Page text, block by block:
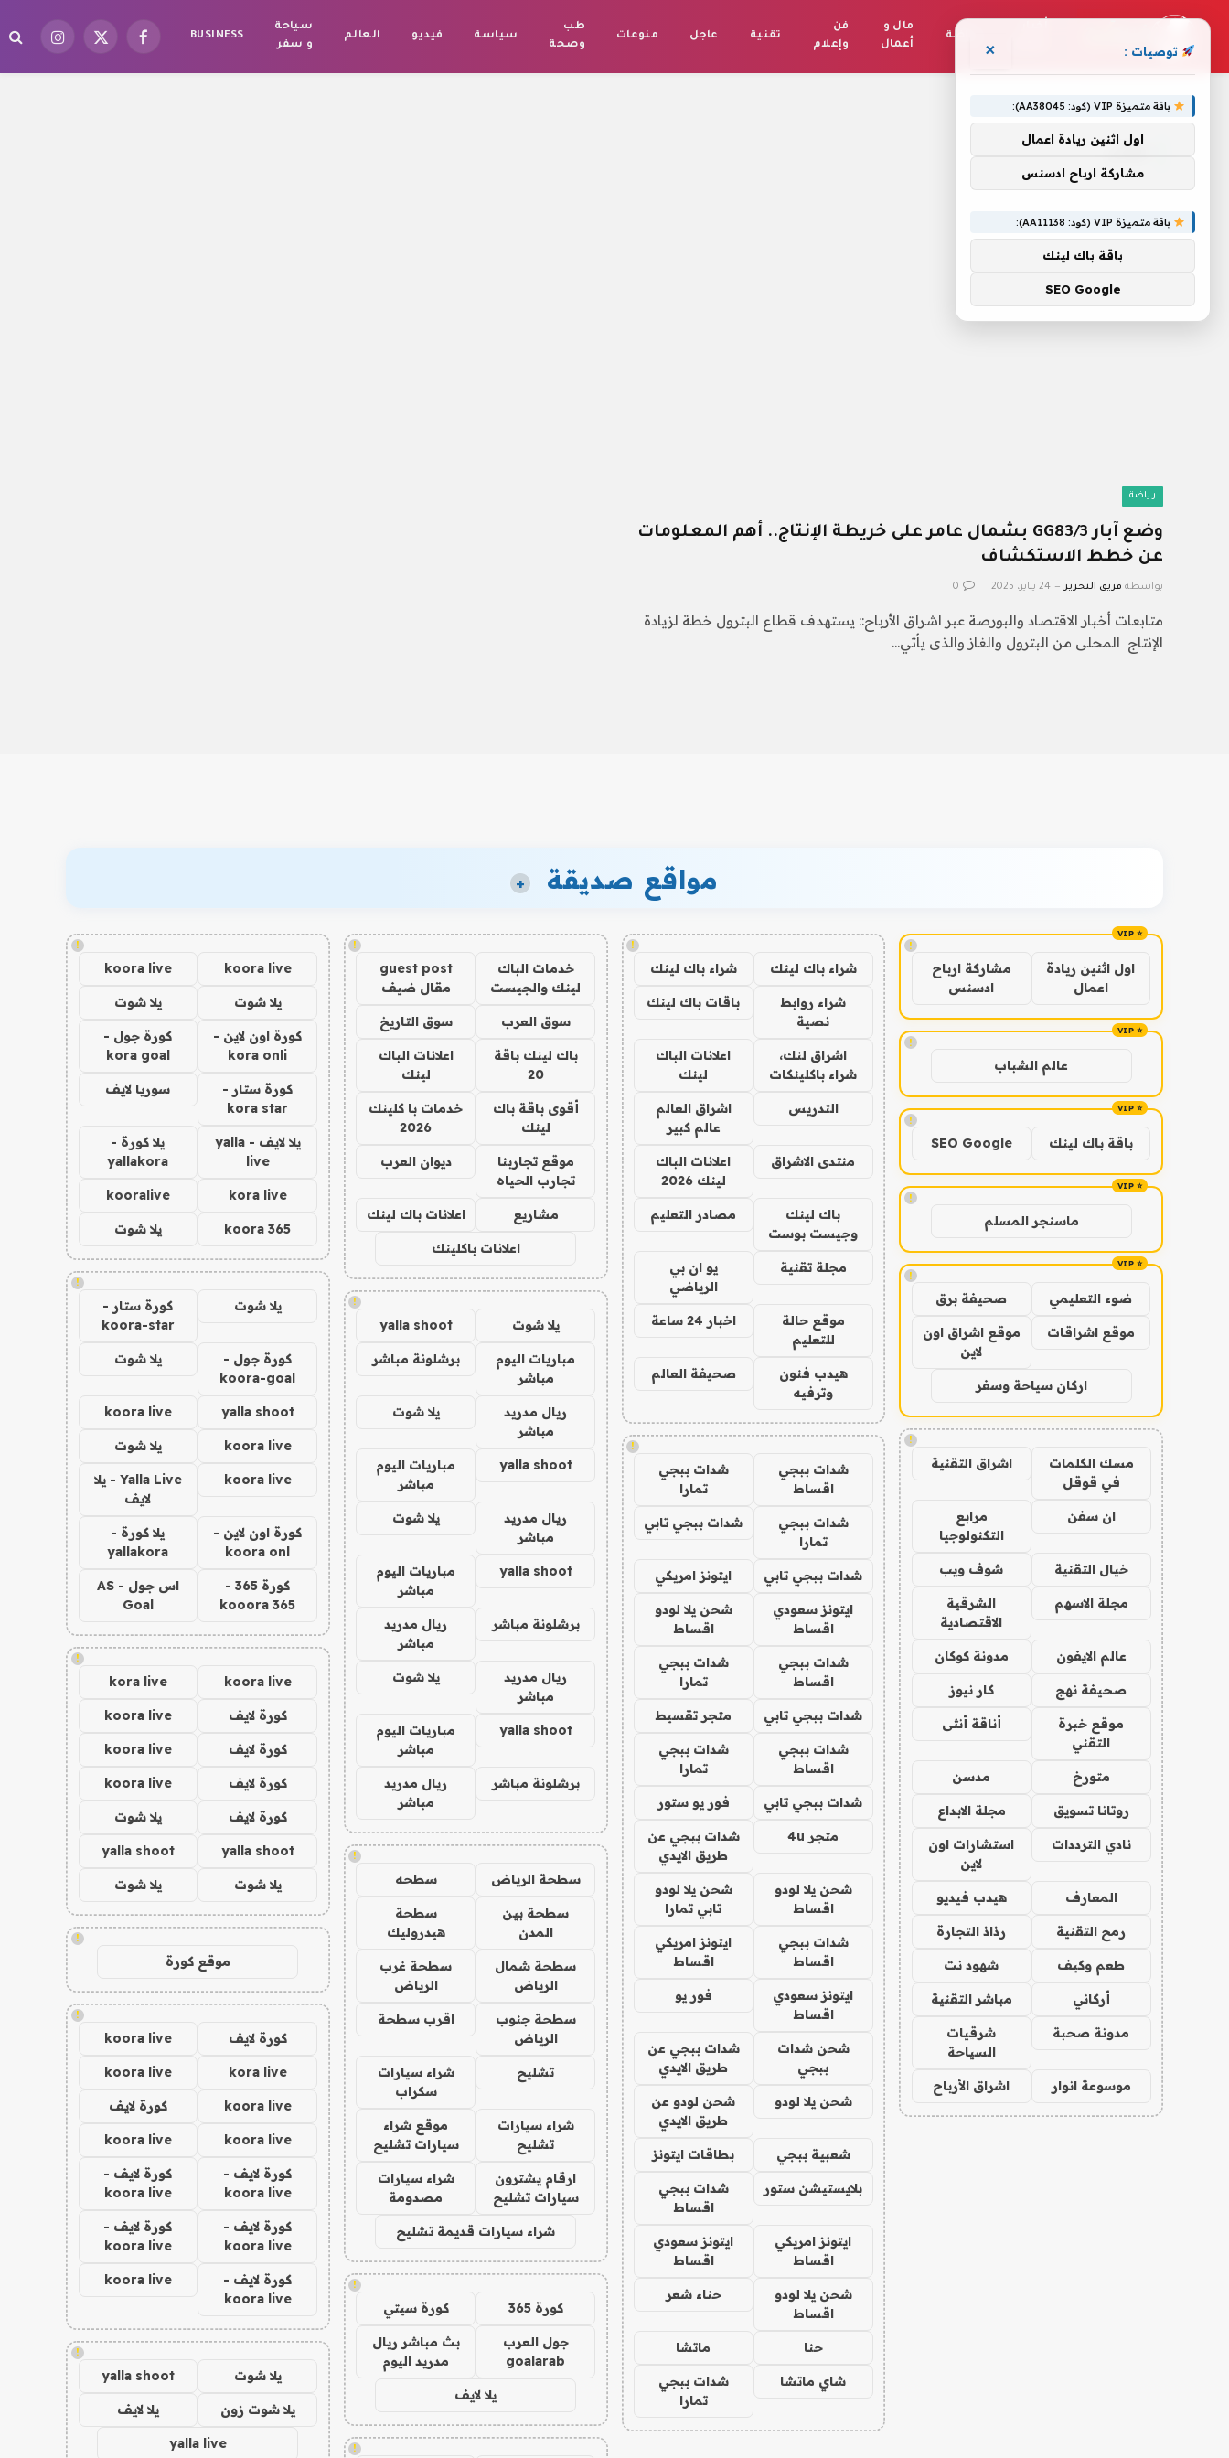
رياضة
مال و
أعمال
فن
وإعلام
تقنية عاجل منوعات
طب
وصحة
سياسة فيديو العالم
سياحة
و سفر
BUSINESS فيسبوكX
الانستغرام
رياضة
وضع آبار GG83/3 بشمال عامر على خريطة الإنتاج.. أهم المعلومات
عن خطط الاستكشاف
بواسطة فريق التحرير 24 يناير، 2025 0
متابعات أخبار الاقتصاد والبورصة عبر اشراق الأرباح:: يستهدف قطاع البترول خطة لزيادة
الإنتاج المحلى من البترول والغاز والذى يأتي…
مواقع صديقة +
!
اول اثنين ريادة
اعمال
مشاركة ارباح
ادسنس
!
عالم الشباب
!
باقة باك لينك SEO Google
!
ماسنجر المسلم
!
ضوء التعليمي صحيفة برق
موقع اشراقات
موقع اشراق اون
لاين
اركان سياحة وسفر
!
مسك الكلمات
في قوقل
اشراق التقنية
ان سفن
مرابع
التكنولوجيا
خيال التقنية شوف ويب
مجلة الاسهم
الشرقية
الاقتصادية
عالم الايفون مدونة كوكان
صحيفة نهج كار نيوز
موقع خبرة
التقني
أناقة أنثى
متورخ مدسن
روتانا تسويق مجلة الابداع
نادي الترددات
استشارات اون
لاين
المعارف هيدب فيديو
رمح التقنية رذاذ التجارة
طعم وكيف شهود نت
أركاني مباشر التقنية
مدونة صحبة
شرقيات
السياحة
موسوعة انوار اشراق الأرباح
!
شراء باك لينك شراء باك لينك
شراء روابط
نصية
باقات باك لينك
اشراق لنك،
شراء باكلينكات
اعلانات الباك
لينك
التدريس
اشراق العالم
عالم كبير
منتدى الاشراق
اعلانات الباك
لينك 2026
باك لينك
وجيست بوست
مصادر التعليم
مجلة تقنية
يو ان بي
الرياضي
موقع حالة
للتعليم
اخبار 24 ساعة
هيدب فنون
وترفيه
صحيفة العالم
!
شدات ببجي
اقساط
شدات ببجي
تمارا
شدات ببجي
تمارا
شدات ببجي تابي
شدات ببجي تابي ايتونز امريكي
ايتونز سعودي
اقساط
شحن يلا لودو
اقساط
شدات ببجي
اقساط
شدات ببجي
تمارا
شدات ببجي تابي متجر تقسيط
شدات ببجي
اقساط
شدات ببجي
تمارا
شدات ببجي تابي فور يو ستور
متجر 4u
شدات ببجي عن
طريق الايدي
شحن يلا لودو
اقساط
شحن يلا لودو
تابي تمارا
شدات ببجي
اقساط
ايتونز امريكي
اقساط
ايتونز سعودي
اقساط
فور يو
شحن شدات
ببجي
شدات ببجي عن
طريق الايدي
شحن يلا لودو
شحن لودو عن
طريق الايدي
شعبية ببجي بطاقات ايتونز
بلايستيشن ستور
شدات ببجي
اقساط
ايتونز امريكي
اقساط
ايتونز سعودي
اقساط
شحن يلا لودو
اقساط
حناء شعر
حنا ماتشا
شاي ماتشا
شدات ببجي
تمارا
!
خدمات الباك
لينك والجيست
guest post
مقال ضيف
سوق العرب سوق التاريخ
باك لينك باقة
20
اعلانات الباك
لينك
أقوى باقة باك
لينك
خدمات با كلينك
2026
موقع تجاربنا
تجارب الحياه
ديوان العرب
مشاريع اعلانات باك لينك
اعلانات باكلينك
!
يلا شوت yalla shoot
مباريات اليوم
مباشر
برشلونة مباشر
ريال مدريد
مباشر
يلا شوت
yalla shoot
مباريات اليوم
مباشر
ريال مدريد
مباشر
يلا شوت
yalla shoot
مباريات اليوم
مباشر
برشلونة مباشر
ريال مدريد
مباشر
ريال مدريد
مباشر
يلا شوت
yalla shoot
مباريات اليوم
مباشر
برشلونة مباشر
ريال مدريد
مباشر
!
سطحة الرياض سطحه
سطحة بين
المدن
سطحة
هيدروليك
سطحة شمال
الرياض
سطحة غرب
الرياض
سطحة جنوب
الرياض
اقرب سطحة
تشليح
شراء سيارات
سكراب
شراء سيارات
تشليح
موقع شراء
سيارات تشليح
ارقام يشترون
سيارات تشليح
شراء سيارات
مصدومة
شراء سيارات قديمة تشليح
!
كورة 365 كورة سيتي
جول العرب
goalarab
بث مباشر ريال
مدريد اليوم
يلا لايف
!
!
koora live
koora live
يلا شوت يلا شوت
كورة اون لاين -
kora onli
كورة جول -
kora goal
كورة ستار -
kora star
سوريا لايف
يلا لايف - yalla
live
يلا كورة -
yallakora
kora live
kooralive
koora 365 يلا شوت
!
يلا شوت
كورة ستار -
koora-star
كورة جول -
koora-goal
يلا شوت
yalla shoot
koora live
koora live يلا شوت
koora live
Yalla Live - يلا
لايف
كورة اون لاين -
koora onl
يلا كورة -
yallakora
كورة 365 -
kooora 365
اس جول - AS
Goal
!
koora live
kora live
كورة لايف koora live
كورة لايف koora live
كورة لايف koora live
كورة لايف يلا شوت
yalla shoot
yalla shoot
يلا شوت يلا شوت
!
موقع كورة
!
كورة لايف koora live
kora live
koora live
koora live كورة لايف
koora live
koora live
كورة لايف -
koora live
كورة لايف -
koora live
كورة لايف -
koora live
كورة لايف -
koora live
كورة لايف -
koora live
koora live
!
يلا شوت yalla shoot
يلا شوت زون يلا لايف
yalla live
توصيات : ×
باقة متميزة VIP (كود: AA38045):
اول اثنين ريادة اعمال
مشاركة ارباح ادسنس
باقة متميزة VIP (كود: AA11138):
باقة باك لينك
SEO Google